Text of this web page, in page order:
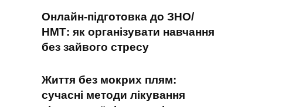
Онлайн-підготовка до ЗНО/
НМТ: як організувати навчання
без зайвого стресу
Життя без мокрих плям:
сучасні методи лікування